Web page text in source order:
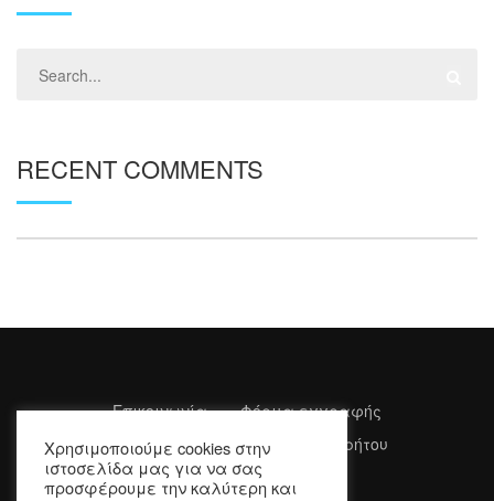
RECENT COMMENTS
Επικοινωνία
Φόρμα εγγραφής
Όροι Χρήσης
Πολιτική Απορρήτου
Χρησιμοποιούμε cookies στην
ιστοσελίδα μας για να σας
προσφέρουμε την καλύτερη και